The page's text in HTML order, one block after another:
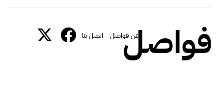
فواصل
عن فواصل اتصل بنا